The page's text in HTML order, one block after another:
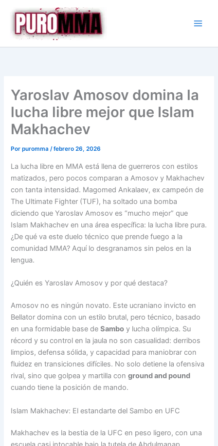
contenido
Yaroslav Amosov domina la
lucha libre mejor que Islam
Makhachev
Porpuromma/febrero 26, 2026
La lucha libre en MMA está llena de guerreros con estilos
matizados, pero pocos comparan a Amosov y Makhachev
con tanta intensidad. Magomed Ankalaev, ex campeón de
The Ultimate Fighter (TUF), ha soltado una bomba
diciendo que Yaroslav Amosov es “mucho mejor” que
Islam Makhachev en una área específica: la lucha libre pura.
¿De qué va este duelo técnico que prende fuego a la
comunidad MMA? Aquí lo desgranamos sin pelos en la
lengua.
¿Quién es Yaroslav Amosov y por qué destaca?
Amosov no es ningún novato. Este ucraniano invicto en
Bellator domina con un estilo brutal, pero técnico, basado
en una formidable base deSambo y lucha olímpica. Su
récord y su control en la jaula no son casualidad: derribos
limpios, defensa sólida, y capacidad para maniobrar con
fluidez en transiciones difíciles. No solo detiene la ofensiva
rival, sino que golpea y martilla conground and pound
cuando tiene la posición de mando.
Islam Makhachev: El estandarte del Sambo en UFC
Makhachev es la bestia de la UFC en peso ligero, con una